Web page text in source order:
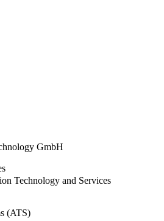
GmbH
Technology and Services
(ATS)